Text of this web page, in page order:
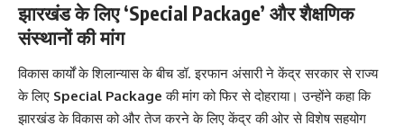
झारखंड के लिए ‘Special Package’ और शैक्षणिक
संस्थानों की मांग
विकास कार्यों के शिलान्यास के बीच डॉ. इरफान अंसारी ने केंद्र सरकार से राज्य
के लिए Special Package की मांग को फिर से दोहराया। उन्होंने कहा कि
झारखंड के विकास को और तेज करने के लिए केंद्र की ओर से विशेष सहयोग